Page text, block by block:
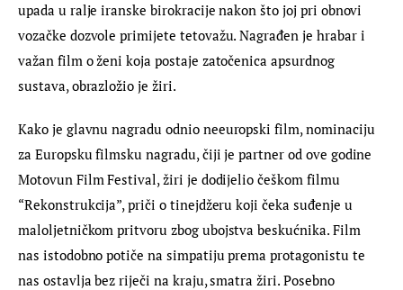
upada u ralje iranske birokracije nakon što joj pri obnovi
vozačke dozvole primijete tetovažu. Nagrađen je hrabar i
važan film o ženi koja postaje zatočenica apsurdnog
sustava, obrazložio je žiri.
Kako je glavnu nagradu odnio neeuropski film, nominaciju
za Europsku filmsku nagradu, čiji je partner od ove godine
Motovun Film Festival, žiri je dodijelio češkom filmu
“Rekonstrukcija”, priči o tinejdžeru koji čeka suđenje u
maloljetničkom pritvoru zbog ubojstva beskućnika. Film
nas istodobno potiče na simpatiju prema protagonistu te
nas ostavlja bez riječi na kraju, smatra žiri. Posebno